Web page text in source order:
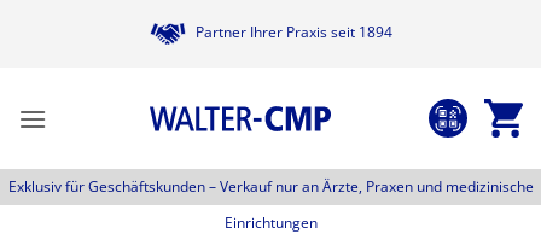
Partner Ihrer Praxis seit 1894
Exklusiv für Geschäftskunden –Verkauf nur an Ärzte, Praxen und medizinische
Einrichtungen